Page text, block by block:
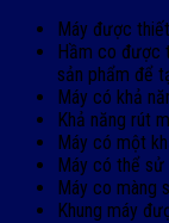
Máy được
Hầm co được
sản phẩm để
Máy có khả
Khả năng rút
Máy có một
Máy có thể sử
Máy co màng
Khung máy